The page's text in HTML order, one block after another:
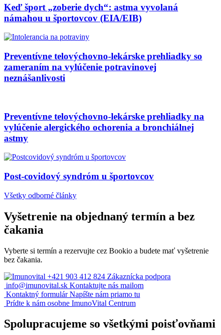
Keď šport „zoberie dych“: astma vyvolaná
námahou u športovcov (EIA/EIB)
Preventívne telovýchovno-lekárske prehliadky so
zameraním na vylúčenie potravinovej
neznášanlivosti
Preventívne telovýchovno-lekárske prehliadky na
vylúčenie alergického ochorenia a bronchiálnej
astmy
Post-covidový syndróm u športovcov
Všetky odborné články
Vyšetrenie na objednaný termín a bez
čakania
Vyberte si termín a rezervujte cez Bookio a budete mať vyšetrenie
bez čakania.
+421 903 412 824 Zákaznícka podpora
info@imunovital.sk Kontaktujte nás mailom
Kontaktný formulár Napíšte nám priamo tu
Prídte k nám osobne ImunoVital Centrum
Spolupracujeme so všetkými poisťovňami